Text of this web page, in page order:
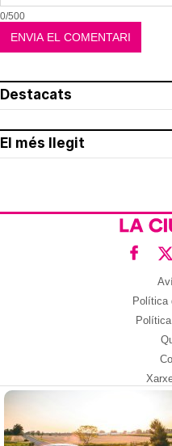
0/500
Destacats
El més llegit
Política
Amb